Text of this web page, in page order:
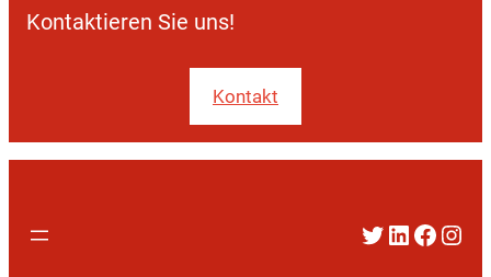
Kontaktieren Sie uns!
Kontakt
Twitter
LinkedIn